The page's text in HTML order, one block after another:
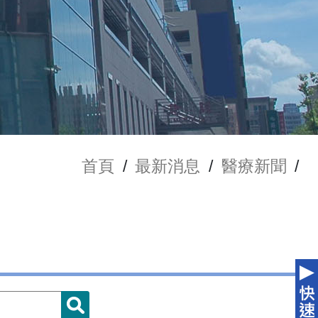
首頁 / 最新消息 / 醫療新聞 /